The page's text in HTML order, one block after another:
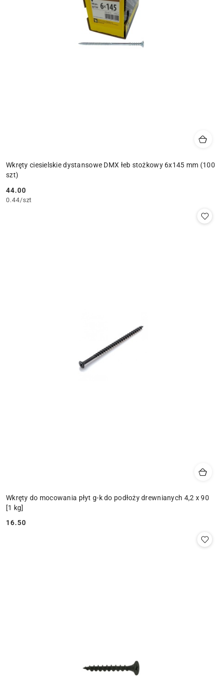
Wkręty ciesielskie dystansowe DMX łeb stożkowy 6x145 mm (100
szt)
Cena:
44.00
0.44/szt
Wkręty do mocowania płyt g-k do podłoży drewnianych 4,2 x 90
[1 kg]
Cena:
16.50